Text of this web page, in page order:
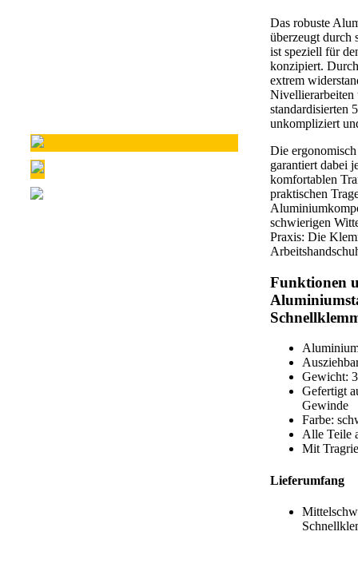
Das robuste
überzeugt durch
ist speziell für
konzipiert.
extrem
Nivellierarbeiten
standardisierten
unkompliziert
Die
garantiert dabei
komfortablen
praktischen
schwierigen
Praxis: Die
Funktionen
Gewicht:
Gefertigt
Gewinde
Farbe:
Alle Teile
Mit
Lieferumfang